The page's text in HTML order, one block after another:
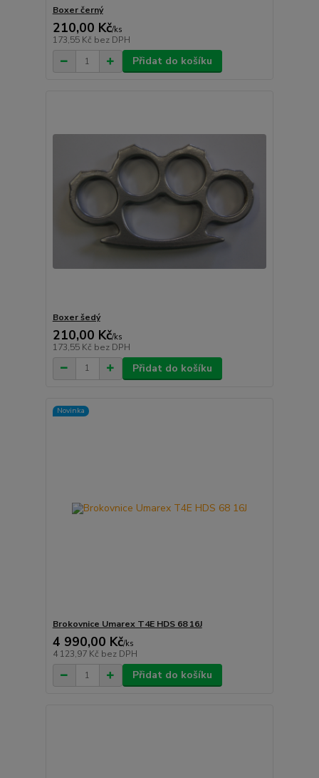
Boxer černý
210,00 Kč/ks
173,55 Kč bez DPH
Přidat do košíku
Boxer šedý
210,00 Kč/ks
173,55 Kč bez DPH
Přidat do košíku
Novinka
Brokovnice Umarex T4E HDS 68 16J
4 990,00 Kč/ks
4 123,97 Kč bez DPH
Přidat do košíku